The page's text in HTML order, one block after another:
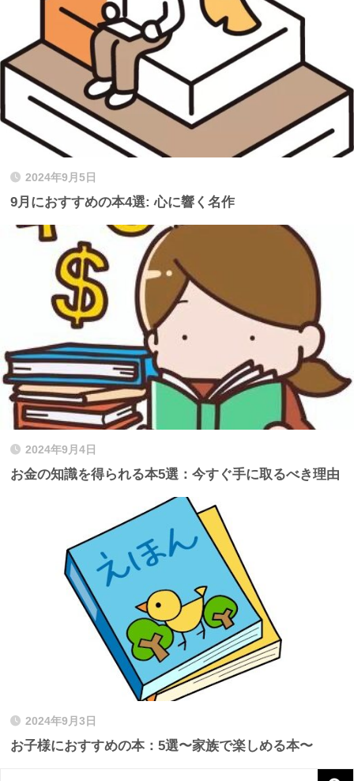
2024年9月5日
9月におすすめの本4選: 心に響く名作
2024年9月4日
お金の知識を得られる本5選：今すぐ手に取るべき理由
2024年9月3日
お子様におすすめの本：5選〜家族で楽しめる本〜